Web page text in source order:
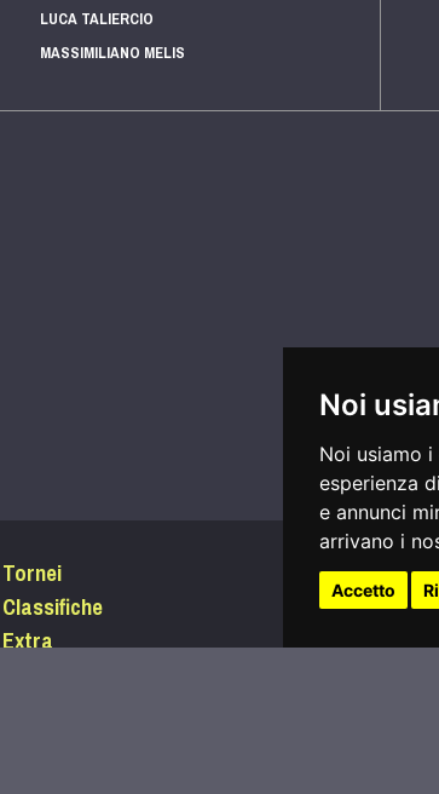
Noi
Noi usiamo
esperienza
e annunci
arrivano i
Accetto
LUCA TALIERCIO
MASSIMILIANO MELIS
Tornei
Classifiche
Extra
Accedi
Password
Condizioni di